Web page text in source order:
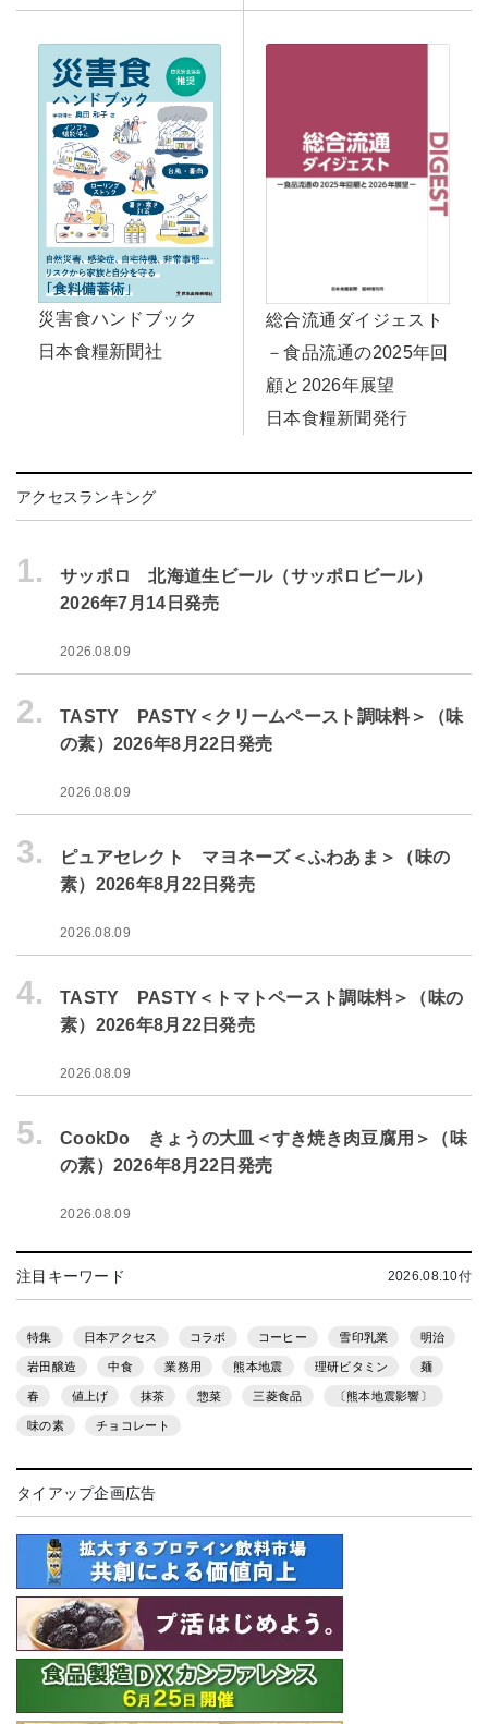
災害食ハンドブック
日本食糧新聞社
総合流通ダイジェスト
－食品流通の2025年回
顧と2026年展望
日本食糧新聞発行
アクセスランキング
1.
サッポロ 北海道生ビール（サッポロビール）
2026年7月14日発売
2026.08.09
2.
TASTY PASTY＜クリームペースト調味料＞（味
の素）2026年8月22日発売
2026.08.09
3.
ピュアセレクト マヨネーズ＜ふわあま＞（味の
素）2026年8月22日発売
2026.08.09
4.
TASTY PASTY＜トマトペースト調味料＞（味の
素）2026年8月22日発売
2026.08.09
5.
CookDo きょうの大皿＜すき焼き肉豆腐用＞（味
の素）2026年8月22日発売
2026.08.09
注目キーワード 2026.08.10付
特集 日本アクセス コラボ コーヒー 雪印乳業 明治
岩田醸造 中食 業務用 熊本地震 理研ビタミン 麺
春 値上げ 抹茶 惣菜 三菱食品 〔熊本地震影響〕
味の素 チョコレート
タイアップ企画広告